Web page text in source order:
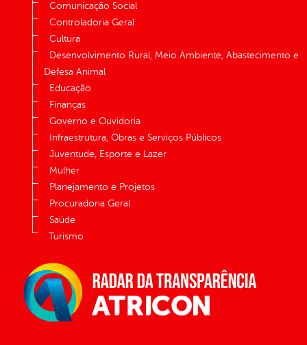
Comunicação Social
Controladoria Geral
Cultura
Desenvolvimento Rural, Meio Ambiente, Abastecimento e
Defesa Animal
Educação
Finanças
Governo e Ouvidoria
Infraestrutura, Obras e Serviços Públicos
Juventude, Esporte e Lazer
Mulher
Planejamento e Projetos
Procuradoria Geral
Saúde
Turismo